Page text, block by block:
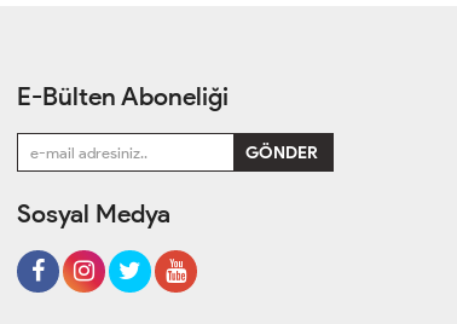
E-Bülten Aboneliği
Sosyal Medya